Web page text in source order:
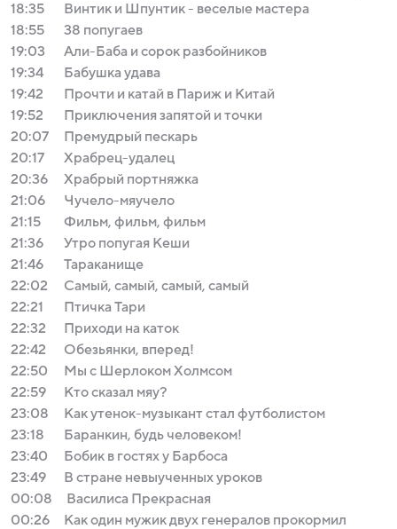
18:35
Винтик и Шпунтик - веселые мастера
18:55
38 попугаев
19:03
Али-Баба и сорок разбойников
19:34
Бабушка удава
19:42
Прочти и катай в Париж и Китай
19:52
Приключения запятой и точки
20:07
Премудрый пескарь
20:17
Храбрец-удалец
20:36
Храбрый портняжка
21:06
Чучело-мяучело
21:15
Фильм, фильм, фильм
21:36
Утро попугая Кеши
21:46
Тараканище
22:02
Самый, самый, самый, самый
22:21
Птичка Тари
22:32
Приходи на каток
22:42
Обезьянки, вперед!
22:50
Мы с Шерлоком Холмсом
22:59
Кто сказал мяу?
23:08
Как утенок-музыкант стал футболистом
23:18
Баранкин, будь человеком!
23:40
Бобик в гостях у Барбоса
23:49
В стране невыученных уроков
00:08
Василиса Прекрасная
00:26
Как один мужик двух генералов прокормил